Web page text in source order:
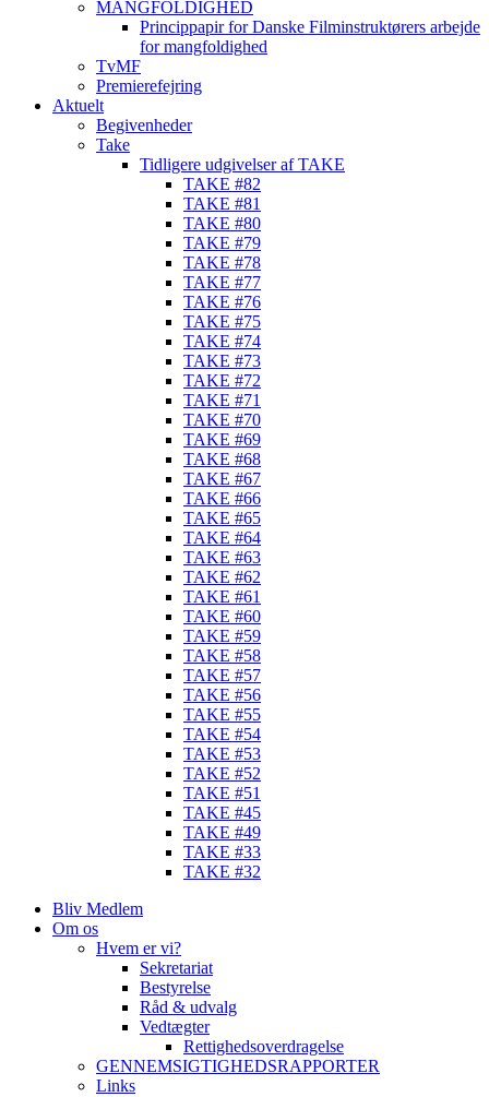
MANGFOLDIGHED
Princippapir for Danske Filminstruktørers arbejde
for mangfoldighed
TvMF
Premierefejring
Aktuelt
Begivenheder
Take
Tidligere udgivelser af TAKE
TAKE #82
TAKE #81
TAKE #80
TAKE #79
TAKE #78
TAKE #77
TAKE #76
TAKE #75
TAKE #74
TAKE #73
TAKE #72
TAKE #71
TAKE #70
TAKE #69
TAKE #68
TAKE #67
TAKE #66
TAKE #65
TAKE #64
TAKE #63
TAKE #62
TAKE #61
TAKE #60
TAKE #59
TAKE #58
TAKE #57
TAKE #56
TAKE #55
TAKE #54
TAKE #53
TAKE #52
TAKE #51
TAKE #45
TAKE #49
TAKE #33
TAKE #32
Bliv Medlem
Om os
Hvem er vi?
Sekretariat
Bestyrelse
Råd & udvalg
Vedtægter
Rettighedsoverdragelse
GENNEMSIGTIGHEDSRAPPORTER
Links